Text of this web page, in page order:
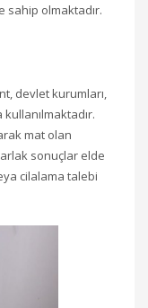
olmaktadır.
devlet kurumları,
mat olan
sonuçlar elde
cilalama talebi